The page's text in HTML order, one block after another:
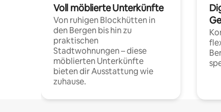
Voll möblierte Unterkünfte
Von ruhigen Blockhütten in
den Bergen bis hin zu
praktischen
Stadtwohnungen – diese
möblierten Unterkünfte
bieten dir Ausstattung wie
zuhause.